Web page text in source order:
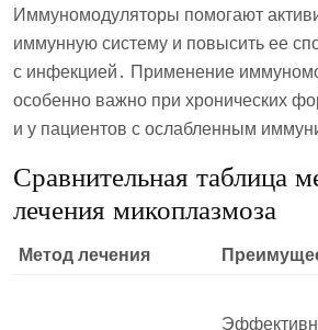
Иммуномодуляторы помогают
иммунную систему и повысить ее
с инфекцией․ Применение
особенно важно при хронических
и у пациентов с ослабленным
Сравнительная таблица
лечения микоплазмоза
Метод лечения